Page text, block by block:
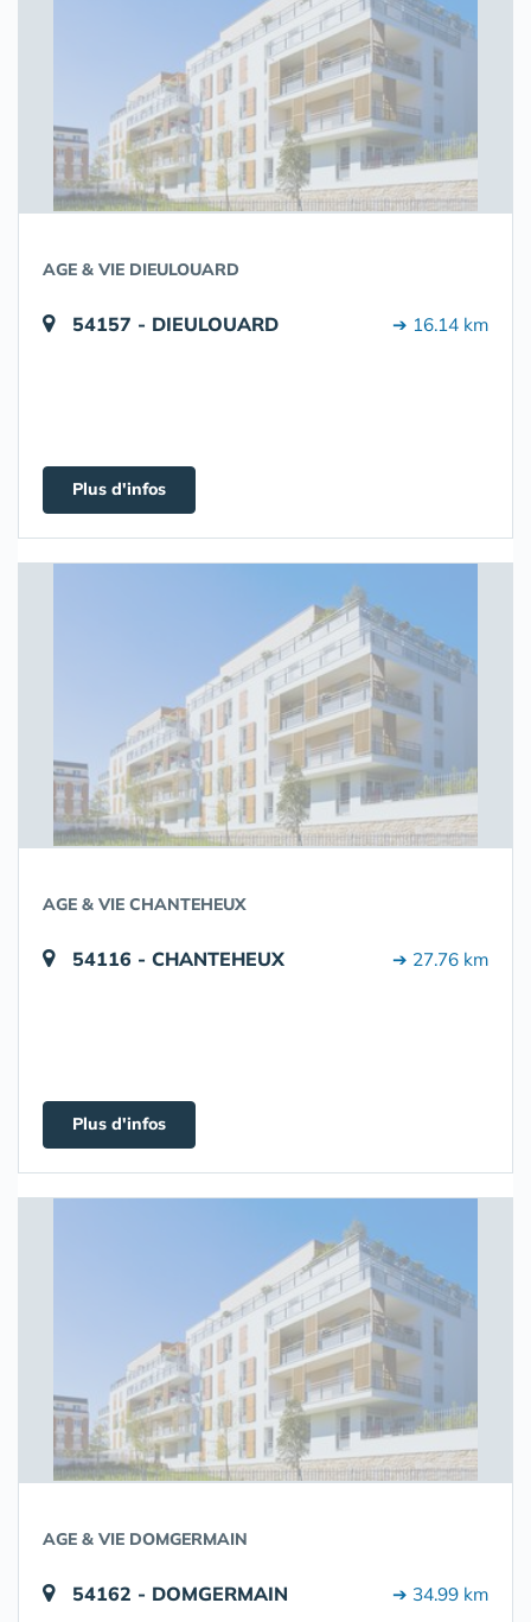
AGE & VIE DIEULOUARD
54157 - DIEULOUARD ➔ 16.14 km
Plus d'infos
AGE & VIE CHANTEHEUX
54116 - CHANTEHEUX ➔ 27.76 km
Plus d'infos
AGE & VIE DOMGERMAIN
54162 - DOMGERMAIN ➔ 34.99 km